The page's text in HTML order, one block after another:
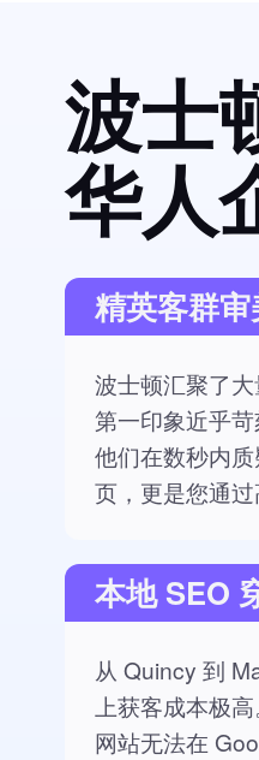
波士
华人
精英客群
波士顿汇聚了
第一印象近乎
他们在数秒内
页，更是您通过
本地 SEO
从 Quincy 到
上获客成本极
网站无法在